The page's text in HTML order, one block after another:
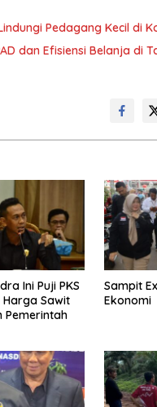
Pedagang Kecil di
dan Efisiensi Belanja di
Ini Puji PKS
Sawit
Pemerintah
Sampit
Ekonomi